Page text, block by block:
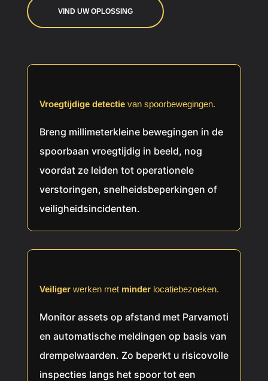
VIND UW OPLOSSING
Vroegtijdige detectievan spoorbewegingen.
Breng millimeterkleine bewegingen in de
spoorbaan vroegtijdig in beeld, nog
voordat ze leiden tot operationele
verstoringen, snelheidsbeperkingen of
veiligheidsincidenten.
Veiliger werken met minder locatiebezoeken.
Monitor assets op afstand met Parvamoti
en automatische meldingen op basis van
drempelwaarden. Zo beperkt u risicovolle
inspecties langs het spoor tot een